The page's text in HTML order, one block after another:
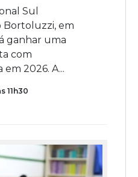
Sul
Bortoluzzi, em
ganhar uma
com
2026. A...
11h30